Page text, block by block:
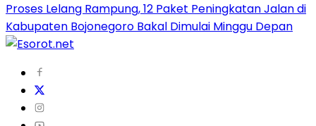
Proses Lelang Rampung, 12 Paket Peningkatan Jalan di
Kabupaten Bojonegoro Bakal Dimulai Minggu Depan